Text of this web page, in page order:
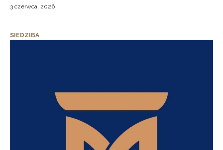
3 czerwca, 2026
SIEDZIBA